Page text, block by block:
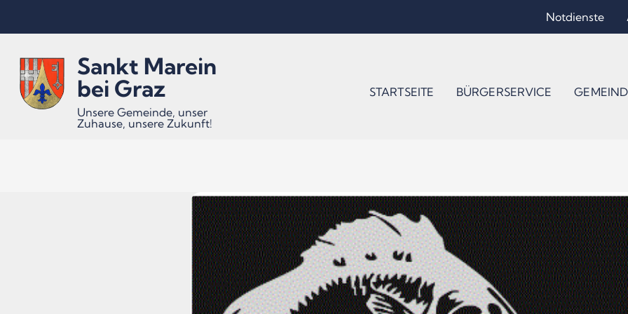
Inhalt
Accesskey
Hauptmenü
Accesskey
Quicklinks
Accesskey
Notdienste
Sankt Marein
bei Graz
Unsere Gemeinde, unser
Zuhause, unsere Zukunft!
STARTSEITE BÜRGERSERVICE